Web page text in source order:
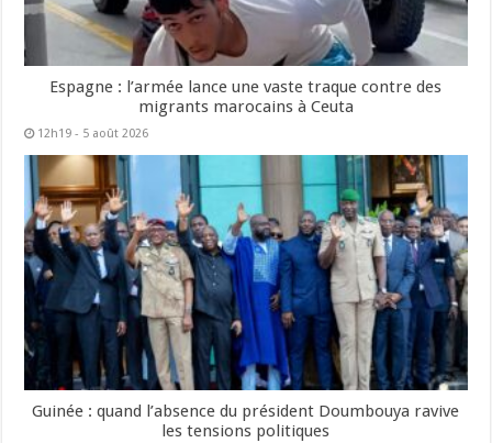
Espagne : l’armée lance une vaste traque contre des
migrants marocains à Ceuta
12h19 - 5 août 2026
Guinée : quand l’absence du président Doumbouya ravive
les tensions politiques